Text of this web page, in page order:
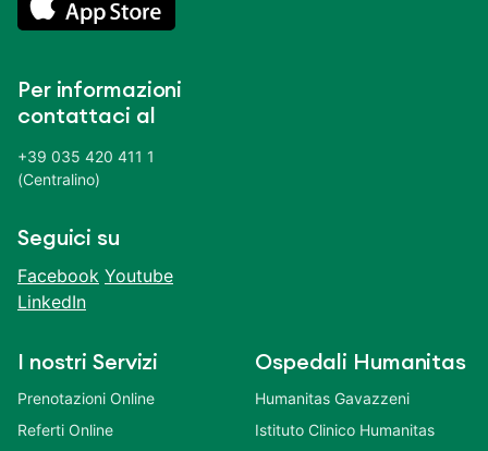
Per informazioni
contattaci al
+39 035 420 411 1
(Centralino)
Seguici su
Facebook Youtube
LinkedIn
I nostri Servizi
Prenotazioni Online
Referti Online
Ospedali Humanitas
Humanitas Gavazzeni
Istituto Clinico Humanitas